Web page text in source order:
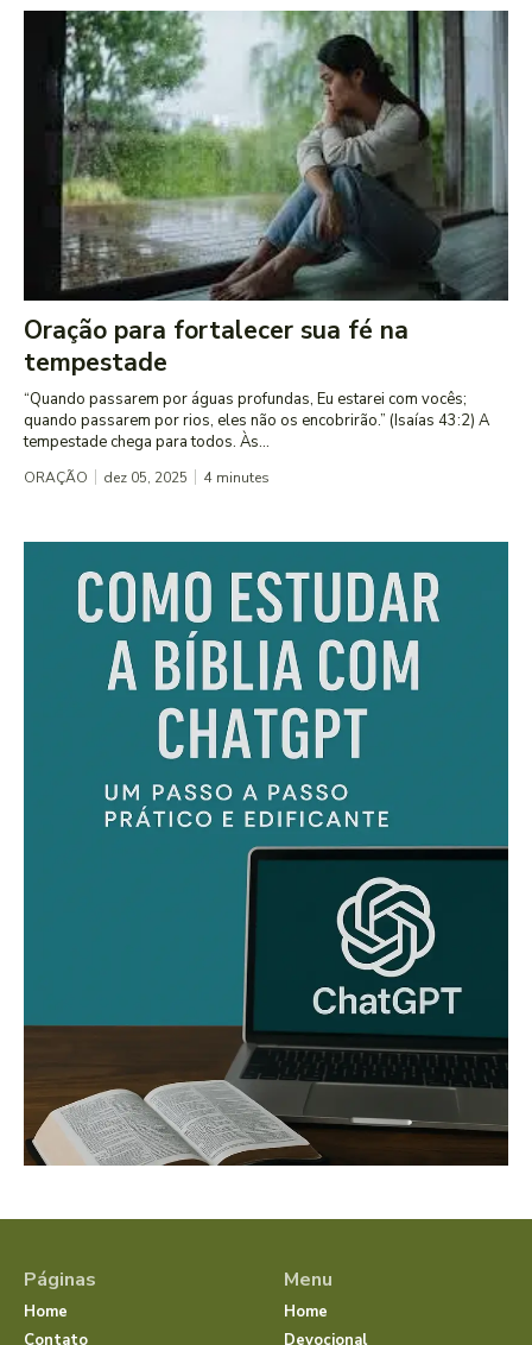
Oração para fortalecer sua fé na
tempestade
“Quando passarem por águas profundas, Eu estarei com vocês;
quando passarem por rios, eles não os encobrirão.” (Isaías 43:2) A
tempestade chega para todos. Às...
ORAÇÃO dez 05, 2025 4 minutes
Páginas
Home
Contato
Menu
Home
Devocional